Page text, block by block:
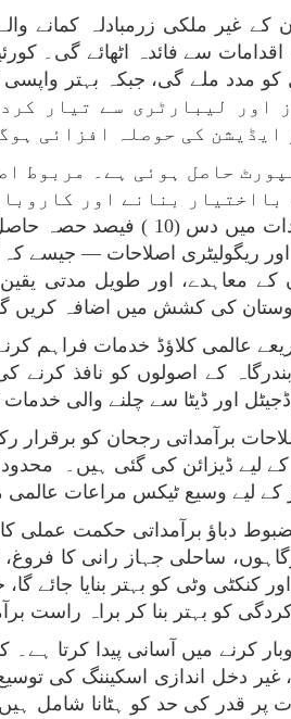
کے غیر ملکی زرمبادلہ کمانے
اور لیبارٹری سے تیار
کی حوصلہ افزائی
حاصل ہوئی ہے۔ مربوط
بنانے اور
تجویز ہے۔ 2047 تک عالمی
اور ریگولیٹری اصلاحات —
کے معاہدے، اور طویل
کی کشش میں اضافہ کریں
کے اصولوں کو نافذ کرنے
اور ڈیٹا سے چلنے والی
برآمداتی رجحان کو برقرار
لیے ڈیزائن کی گئی ہیں۔
کے لیے وسیع ٹیکس مراعات عالمی
دباؤ برآمداتی حکمت عملی
ساحلی جہاز رانی کا
وٹی کو بہتر بنایا جائے
کو بہتر بنا کر براہ راست
کرنے میں آسانی پیدا کرتا
دخل اندازی اسکیننگ کی
پر قدر کی حد کو ہٹانا شامل